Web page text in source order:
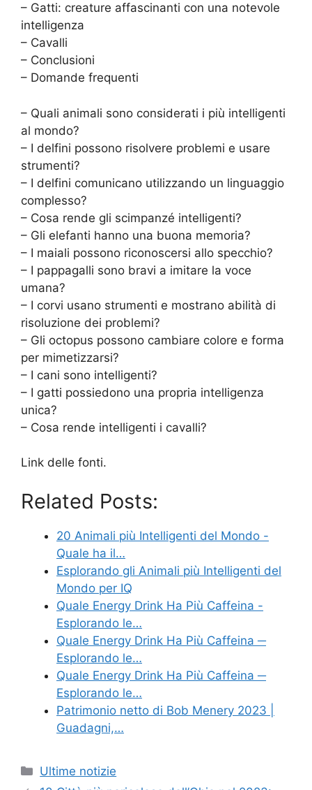
– Gatti: creature affascinanti con una notevole
intelligenza
– Cavalli
– Conclusioni
– Domande frequenti
– Quali animali sono considerati i più intelligenti
al mondo?
– I delfini possono risolvere problemi e usare
strumenti?
– I delfini comunicano utilizzando un linguaggio
complesso?
– Cosa rende gli scimpanzé intelligenti?
– Gli elefanti hanno una buona memoria?
– I maiali possono riconoscersi allo specchio?
– I pappagalli sono bravi a imitare la voce
umana?
– I corvi usano strumenti e mostrano abilità di
risoluzione dei problemi?
– Gli octopus possono cambiare colore e forma
per mimetizzarsi?
– I cani sono intelligenti?
– I gatti possiedono una propria intelligenza
unica?
– Cosa rende intelligenti i cavalli?
Link delle fonti.
Related Posts:
20 Animali più Intelligenti del Mondo -
Quale ha il…
Esplorando gli Animali più Intelligenti del
Mondo per IQ
Quale Energy Drink Ha Più Caffeina -
Esplorando le…
Quale Energy Drink Ha Più Caffeina ─
Esplorando le…
Quale Energy Drink Ha Più Caffeina ─
Esplorando le…
Patrimonio netto di Bob Menery 2023 |
Guadagni,…
Categories
Ultime notizie